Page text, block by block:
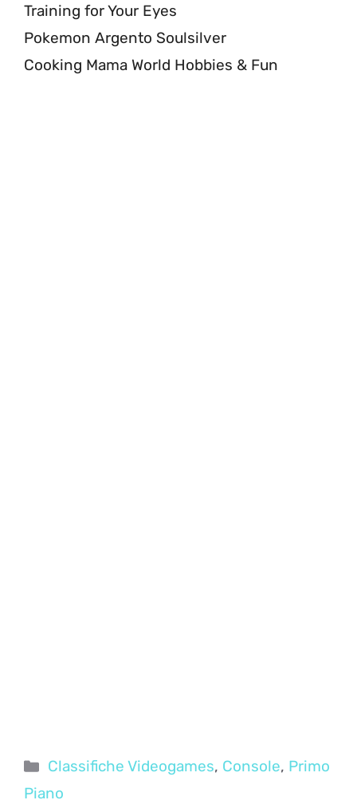
Training for Your Eyes
Pokemon Argento Soulsilver
Cooking Mama World Hobbies & Fun
Categorie
Classifiche Videogames, Console, Primo
Piano